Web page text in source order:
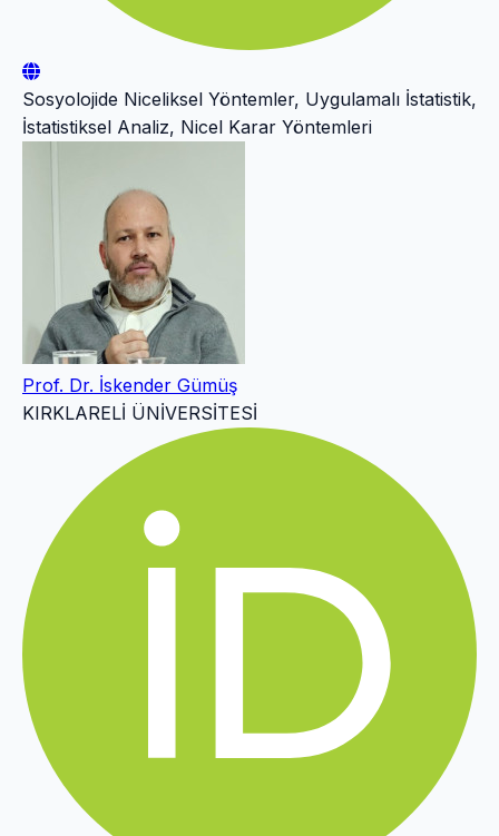
Sosyolojide Niceliksel Yöntemler, Uygulamalı İstatistik,
İstatistiksel Analiz, Nicel Karar Yöntemleri
Prof. Dr. İskender Gümüş
KIRKLARELİ ÜNİVERSİTESİ